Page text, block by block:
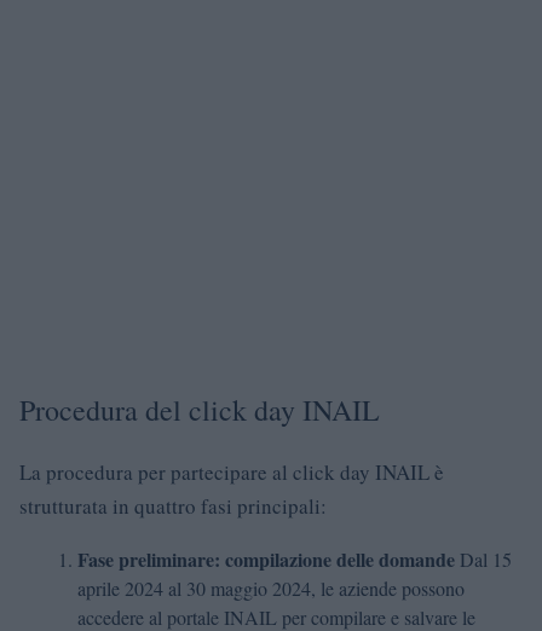
Procedura del click day INAIL
La procedura per partecipare al click day INAIL è
strutturata in quattro fasi principali:
Fase preliminare: compilazione delle domande Dal 15
aprile 2024 al 30 maggio 2024, le aziende possono
accedere al portale INAIL per compilare e salvare le